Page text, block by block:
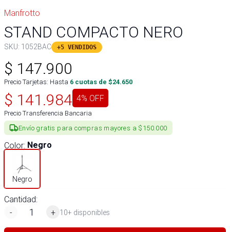
Manfrotto
STAND COMPACTO NERO
SKU: 1052BAC +5 VENDIDOS
$ 147.900
Precio Tarjetas: Hasta 6 cuotas de $24.650
$ 141.984 4% OFF
Precio Transferencia Bancaria
Envío gratis para compras mayores a $150.000
Color: Negro
Negro
Cantidad:
-
+ 10+ disponibles